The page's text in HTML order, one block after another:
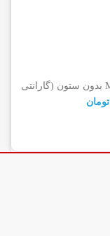
ترازو فروشگاهی رادین مدل MKll 40 kg Basic بدون ستون (گارانتی
تومان